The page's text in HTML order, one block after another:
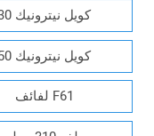
كويل نيترونيك 30
كويل نيترونيك 50
لفائف F61